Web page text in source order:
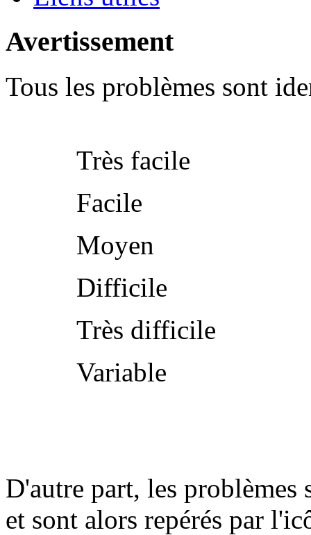
Avertissement
Tous les problèmes sont
Très facile
Facile
Moyen
Difficile
Très difficile
Variable
D'autre part, les problèmes
et sont alors repérés par